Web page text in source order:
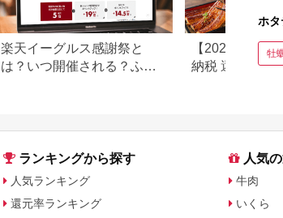
楽天イーグルス感謝祭と
は？いつ開催される？ふる
【2026年版】
納税 還元率ラ
ホタ
牡
ランキングから探す
人気ランキング
還元率ランキング
人気
牛肉
いくら